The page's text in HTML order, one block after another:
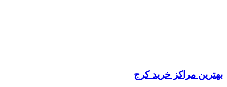
بهترین مراکز خرید کرج